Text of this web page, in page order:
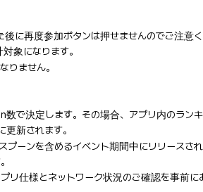
に再度参加ボタンは押せませんのでご注意く
象になります。
りません。
で決定します。その場合、アプリ内のラン
新されます。
ーンを含めるイベント期間中にリリースさ
リ仕様とネットワーク状況のご確認を事前